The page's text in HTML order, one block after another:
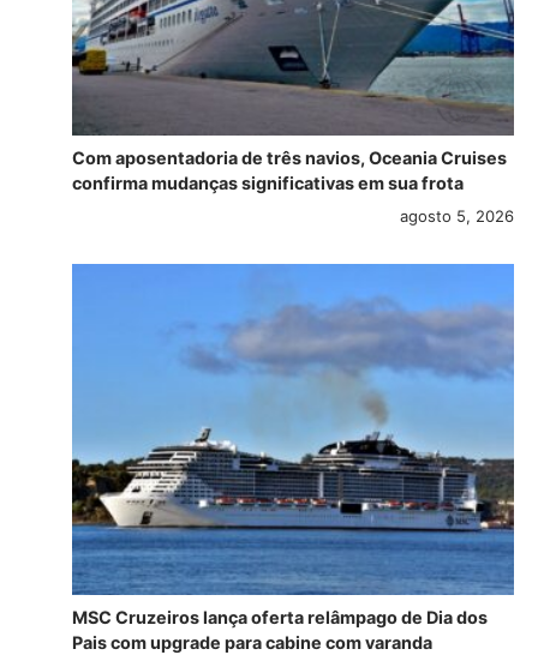
Com aposentadoria de três navios, Oceania Cruises
confirma mudanças significativas em sua frota
agosto 5, 2026
MSC Cruzeiros lança oferta relâmpago de Dia dos
Pais com upgrade para cabine com varanda